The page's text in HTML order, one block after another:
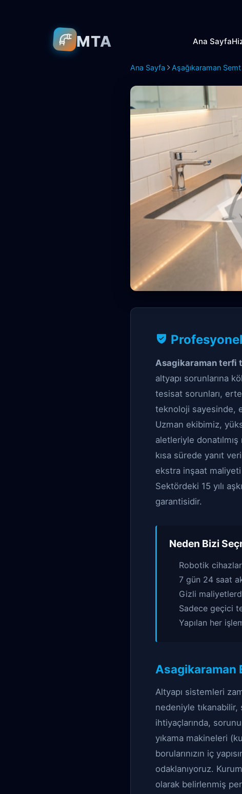
MTA Ana Sayfa
Ana Sayfa Aşağıkaraman
Asagikaraman terfi
altyapı sorunlarına
tesisat sorunları,
teknoloji sayesinde,
Uzman ekibimiz,
aletleriyle donatılmış
kısa sürede yanıt
ekstra inşaat
Sektördeki 15 yılı
garantisidir.
Neden Bizi
Robotik
7 gün 24 saat
Gizli
Sadece geçici
Yapılan her
Asagikaraman
Altyapı sistemleri
nedeniyle tıkanabilir,
ihtiyaçlarında,
yıkama makineleri
borularınızın iç
odaklanıyoruz.
olarak belirlenmiş